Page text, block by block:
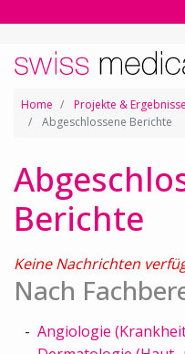
Home Projekte & Ergebnisse
Abgeschlossene Berichte
Berichte
Keine Nachrichten
Nach
Angiologie